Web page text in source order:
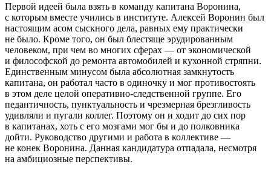
Первой идеей была взять в команду капитана Воронина,
с которым вместе учились в институте. Алексей Воронин был
настоящим асом сыскного дела, равных ему практически
не было. Кроме того, он был блестяще эрудированным
человеком, при чем во многих сферах — от экономической
и философской до ремонта автомобилей и кухонной стряпни.
Единственным минусом была абсолютная замкнутость
капитана, он работал часто в одиночку и мог противостоять
в этом деле целой оперативно-следственной группе. Его
педантичность, пунктуальность и чрезмерная брезгливость
удивляли и пугали коллег. Поэтому он и ходит до сих пор
в капитанах, хоть с его мозгами мог бы и до полковника
дойти. Руководство другими и работа в коллективе —
не конек Воронина. Данная кандидатура отпадала, несмотря
на амбициозные перспективы.